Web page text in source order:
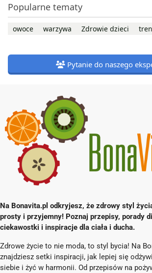
Popularne tematy
owoce warzywa Zdrowie dzieci
Pytanie do naszego
Na Bonavita.pl odkryjesz, że zdrowy styl
prosty i przyjemny! Poznaj przepisy, porady
ciekawostki i inspiracje dla ciała i ducha.
Zdrowe życie to nie moda, to styl bycia! Na
znajdziesz setki inspiracji, jak lepiej się
siebie i żyć w harmonii. Od przepisów na